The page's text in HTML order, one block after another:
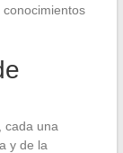
cada una
y de la